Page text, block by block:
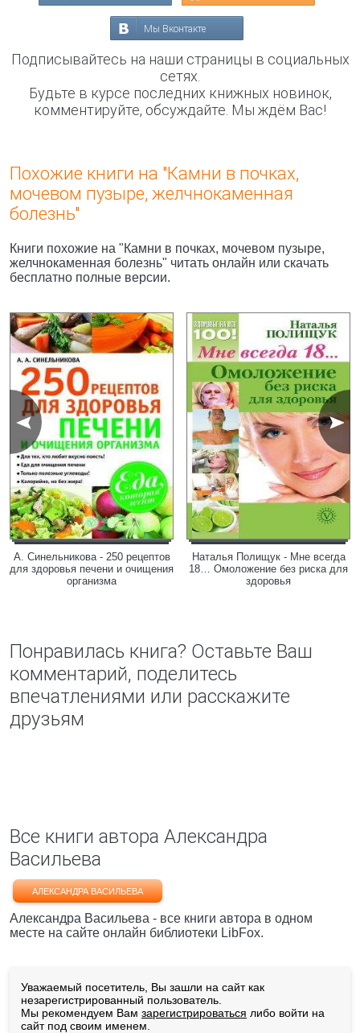
Мы Вконтакте
Подписывайтесь на наши страницы в социальных
сетях.
Будьте в курсе последних книжных новинок,
комментируйте, обсуждайте. Мы ждём Вас!
Похожие книги на "Камни в почках,
мочевом пузыре, желчнокаменная
болезнь"
Книги похожие на "Камни в почках, мочевом пузыре,
желчнокаменная болезнь" читать онлайн или скачать
бесплатно полные версии.
А. Синельникова - 250 рецептов
для здоровья печени и очищения
организма
Наталья Полищук - Мне всегда
18… Омоложение без риска для
здоровья
Понравилась книга? Оставьте Ваш
комментарий, поделитесь
впечатлениями или расскажите
друзьям
Все книги автора Александра
Васильева
АЛЕКСАНДРА ВАСИЛЬЕВА
Александра Васильева - все книги автора в одном
месте на сайте онлайн библиотеки LibFox.
Уважаемый посетитель, Вы зашли на сайт как
незарегистрированный пользователь.
Мы рекомендуем Вам зарегистрироваться либо войти на
сайт под своим именем.